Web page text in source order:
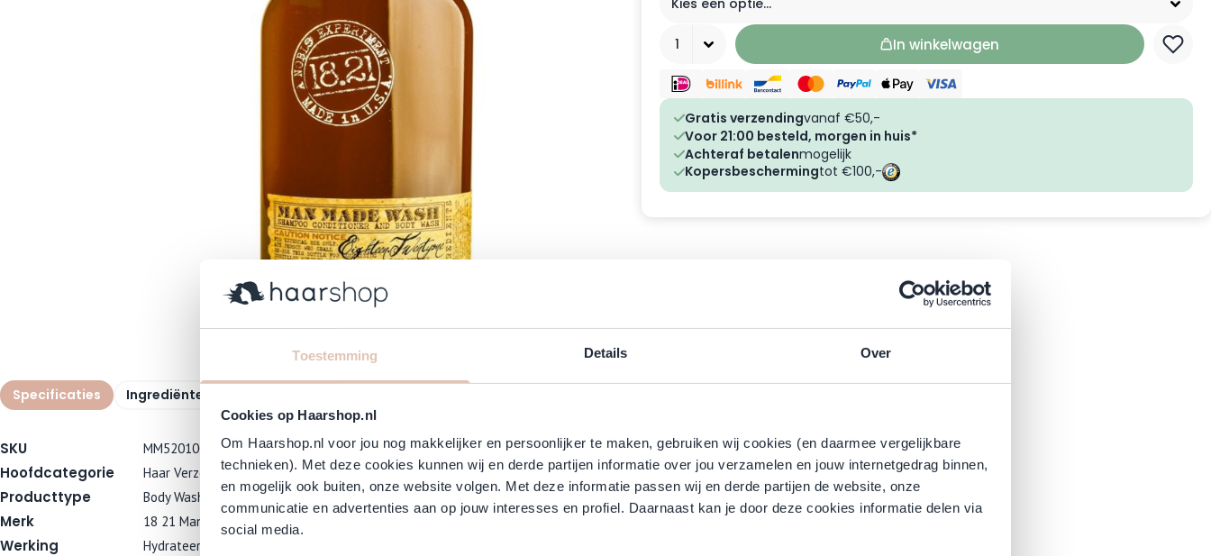
Toestemming Details Over
Cookies op Haarshop.nl
Om Haarshop.nl voor jou nog makkelijker en persoonlijker te maken, gebruiken wij cookies (en daarmee vergelijkbare
technieken). Met deze cookies kunnen wij en derde partijen informatie over jou verzamelen en jouw internetgedrag binnen,
en mogelijk ook buiten, onze website volgen. Met deze informatie passen wij en derde partijen de website, onze
communicatie en advertenties aan op jouw interesses en profiel. Daarnaast kan je door deze cookies informatie delen via
social media.
In winkelwagen
Gratis verzendingvanaf €50,-
Voor 21:00 besteld, morgen in huis*
Achteraf betalenmogelijk
Kopersbeschermingtot €100,-
Specificaties Ingrediënten
SKU MM52010CC
Hoofdcategorie Haar Verzorging
Producttype Body Wash, Conditioner, Shampoo
Merk 18 21 Man Made
Werking Hydrateert de Huid, Hydrateert het Haar, Ontklit Haar, Reinigt Haar, Reinigt Lichaam, Versterkt Haar